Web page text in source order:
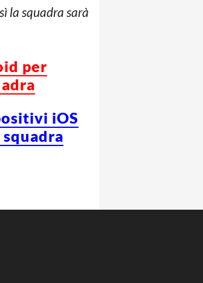
la squadra sarà
per
iOS